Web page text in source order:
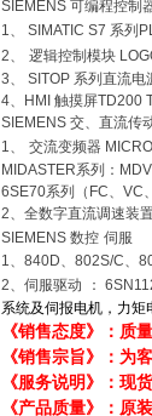
SIEMENS 可编程控制
1、 SIMATIC S7 系列
2、 逻辑控制模块
3、 SITOP 系列直流电
4、 HMI 触摸屏TD200
SIEMENS 交、直流传
1、 交流变频器
MIDASTER系列： MDV
6SE70系列（ FC、 VC、
2、全数字直流调速装
SIEMENS 数控 伺服
1、 840D、 802S/C、
2、伺服驱动 ：
系统及伺报电机，力矩
《销售态度》：质
《销售宗旨》：为
《服务说明》：现
《产品质量》：原